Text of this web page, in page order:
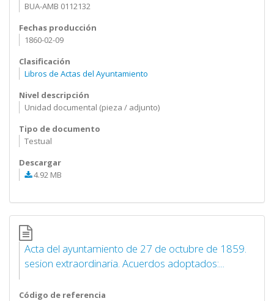
BUA-AMB 0112132
Fechas producción
1860-02-09
Clasificación
Libros de Actas del Ayuntamiento
Nivel descripción
Unidad documental (pieza / adjunto)
Tipo de documento
Testual
Descargar
4.92 MB
Acta del ayuntamiento de 27 de octubre de 1859.
sesion extraordinaria. Acuerdos adoptados:...
Código de referencia